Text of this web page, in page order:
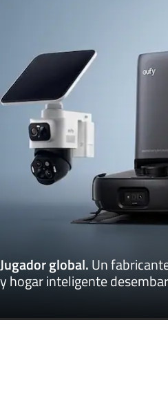
Jugador global.Un
y hogar inteligente